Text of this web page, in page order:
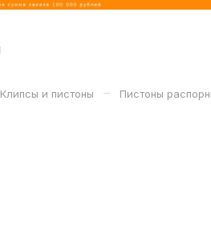
Клипсы и пистоны – Пистоны